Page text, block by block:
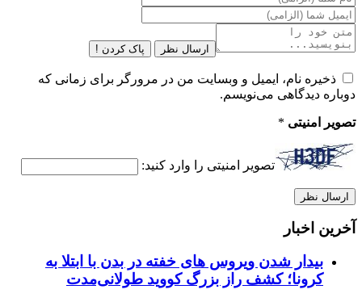
ارسال نظر پاک کردن !
ذخیره نام، ایمیل و وبسایت من در مرورگر برای زمانی که
دوباره دیدگاهی می‌نویسم.
تصویر امنیتی *
تصویر امنیتی را وارد کنید:
آخرین اخبار
بیدار شدن ویروس‌ های خفته در بدن با ابتلا به
کرونا؛ کشف راز بزرگ کووید طولانی‌مدت